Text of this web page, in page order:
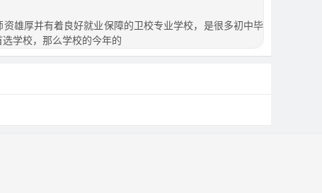
雄厚并有着良好就业保障的卫校专业学校，是很多初中毕
学校，那么学校的今年的